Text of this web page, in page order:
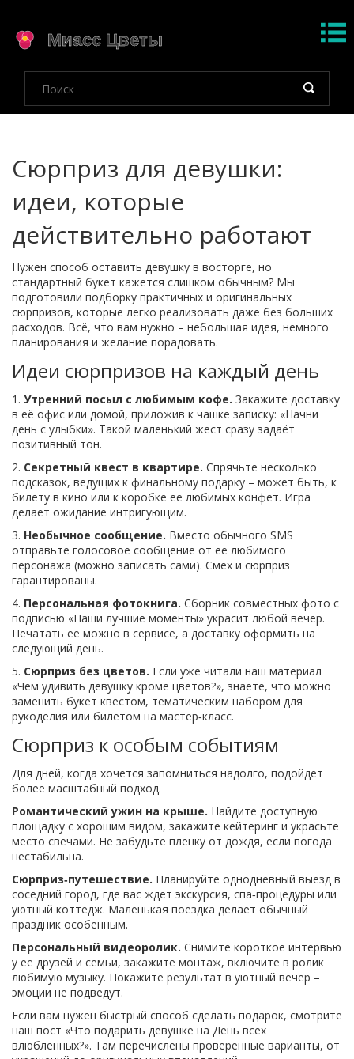
Сюрприз для девушки:
идеи, которые
действительно работают
Нужен способ оставить девушку в восторге, но
стандартный букет кажется слишком обычным? Мы
подготовили подборку практичных и оригинальных
сюрпризов, которые легко реализовать даже без больших
расходов. Всё, что вам нужно – небольшая идея, немного
планирования и желание порадовать.
Идеи сюрпризов на каждый день
1. Утренний посыл с любимым кофе. Закажите доставку
в её офис или домой, приложив к чашке записку: «Начни
день с улыбки». Такой маленький жест сразу задаёт
позитивный тон.
2. Секретный квест в квартире. Спрячьте несколько
подсказок, ведущих к финальному подарку – может быть, к
билету в кино или к коробке её любимых конфет. Игра
делает ожидание интригующим.
3. Необычное сообщение. Вместо обычного SMS
отправьте голосовое сообщение от её любимого
персонажа (можно записать сами). Смех и сюрприз
гарантированы.
4. Персональная фотокнига. Сборник совместных фото с
подписью «Наши лучшие моменты» украсит любой вечер.
Печатать её можно в сервисе, а доставку оформить на
следующий день.
5. Сюрприз без цветов. Если уже читали наш материал
«Чем удивить девушку кроме цветов?», знаете, что можно
заменить букет квестом, тематическим набором для
рукоделия или билетом на мастер‑класс.
Сюрприз к особым событиям
Для дней, когда хочется запомниться надолго, подойдёт
более масштабный подход.
Романтический ужин на крыше. Найдите доступную
площадку с хорошим видом, закажите кейтеринг и украсьте
место свечами. Не забудьте плёнку от дождя, если погода
нестабильна.
Сюрприз‑путешествие. Планируйте однодневный выезд в
соседний город, где вас ждёт экскурсия, спа‑процедуры или
уютный коттедж. Маленькая поездка делает обычный
праздник особенным.
Персональный видеоролик. Снимите короткое интервью
у её друзей и семьи, закажите монтаж, включите в ролик
любимую музыку. Покажите результат в уютный вечер –
эмоции не подведут.
Если вам нужен быстрый способ сделать подарок, смотрите
наш пост «Что подарить девушке на День всех
влюбленных?». Там перечислены проверенные варианты, от